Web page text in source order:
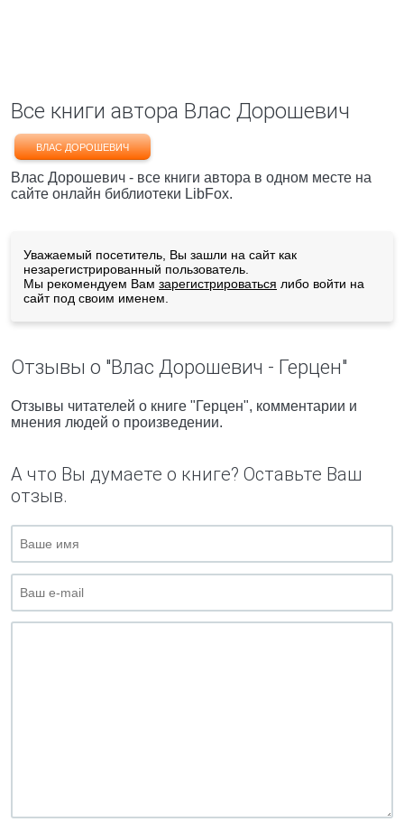
Все книги автора Влас Дорошевич
ВЛАС ДОРОШЕВИЧ
Влас Дорошевич - все книги автора в одном месте на
сайте онлайн библиотеки LibFox.
Уважаемый посетитель, Вы зашли на сайт как
незарегистрированный пользователь.
Мы рекомендуем Вам зарегистрироваться либо войти на
сайт под своим именем.
Отзывы о "Влас Дорошевич - Герцен"
Отзывы читателей о книге "Герцен", комментарии и
мнения людей о произведении.
А что Вы думаете о книге? Оставьте Ваш
отзыв.